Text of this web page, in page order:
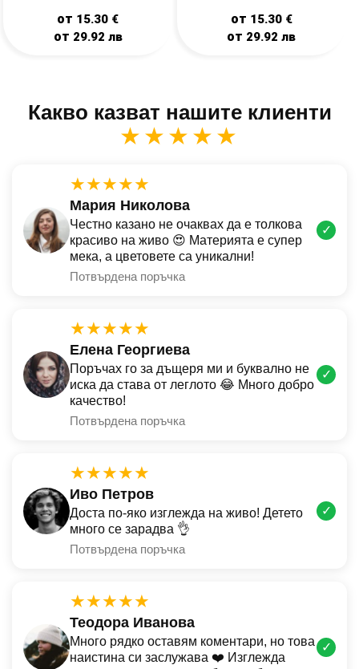
от 15.30 €
от 29.92 лв
от 15.30 €
от 29.92лв
Какво казват нашите клиенти
★★★★★
★★★★★
Мария Николова
Честно казано не очаквах да е толкова
красиво на живо 😍 Материята е супер
мека, а цветовете са уникални!
Потвърдена поръчка
✓
★★★★★
Елена Георгиева
Поръчах го за дъщеря ми и буквално не
иска да става от леглото 😂 Много добро
качество!
Потвърдена поръчка
✓
★★★★★
Иво Петров
Доста по-яко изглежда на живо! Детето
много се зарадва 👌
Потвърдена поръчка
✓
★★★★★
Теодора Иванова
Много рядко оставям коментари, но това
наистина си заслужава ❤️ Изглежда
✓